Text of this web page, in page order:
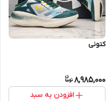
کتونی
8,985,000
افزودن به سبد